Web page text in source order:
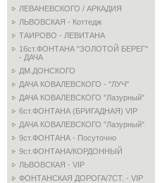
ЛЕВАНЕВСКОГО / АРКАДИЯ
ЛЬВОВСКАЯ - Коттедж
ТАИРОВО - ЛЕВИТАНА
16ст.ФОНТАНА "ЗОЛОТОЙ БЕРЕГ"
- ДАЧА
ДМ.ДОНСКОГО
ДАЧА КОВАЛЕВСКОГО - "ЛУЧ"
ДАЧА КОВАЛЕВСКОГО "Лазурный"
6ст.ФОНТАНА (БРИГАДНАЯ) VIP
ДАЧА КОВАЛЕВСКОГО "Лазурный"
9ст.ФОНТАНА - Посуточно
9ст.ФОНТАНА/КОРДОННЫЙ
ЛЬВОВСКАЯ - VIP
ФОНТАНСКАЯ ДОРОГА/7СТ. - VIP